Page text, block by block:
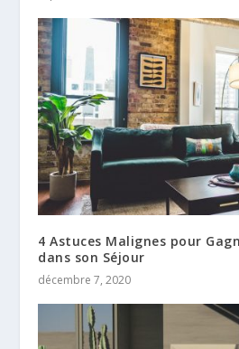
4 Astuces Malignes pour
dans son Séjour
décembre 7, 2020